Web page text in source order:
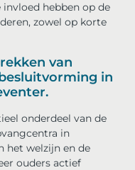
hebben op de
zowel op korte
van
in
onderdeel van de
in
het welzijn en de
ouders actief